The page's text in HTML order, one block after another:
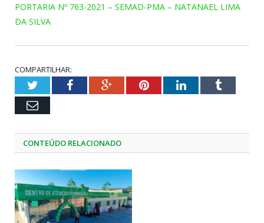
PORTARIA Nº 763-2021 – SEMAD-PMA – NATANAEL LIMA
DA SILVA
COMPARTILHAR:
TwitterFacebookGoogle+PinterestLinkedInTumblr
Email
CONTEÚDO RELACIONADO